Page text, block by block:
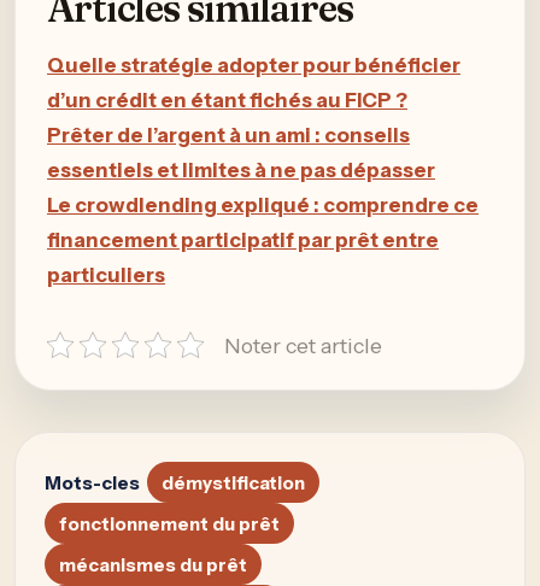
Quelle stratégie adopter pour bénéficier
d’un crédit en étant fichés au FICP ?
Prêter de l’argent à un ami : conseils
essentiels et limites à ne pas dépasser
Le crowdlending expliqué : comprendre ce
financement participatif par prêt entre
particuliers
Noter cet article
Mots-cles
démystification
fonctionnement du prêt
mécanismes du prêt